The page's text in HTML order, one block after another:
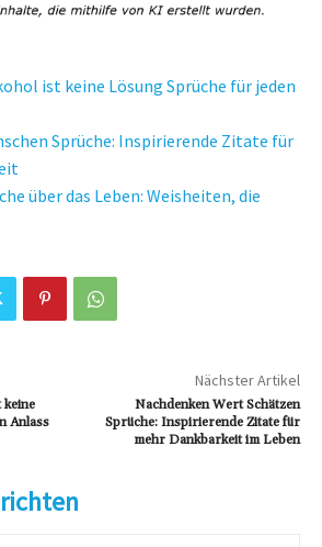
ist keine Lösung Sprüche für jeden
Sprüche: Inspirierende Zitate für
über das Leben: Weisheiten, die
Anlass
Nächster Artikel
Nachdenken Wert Schätzen
Sprüche: Inspirierende Zitate für
mehr Dankbarkeit im Leben